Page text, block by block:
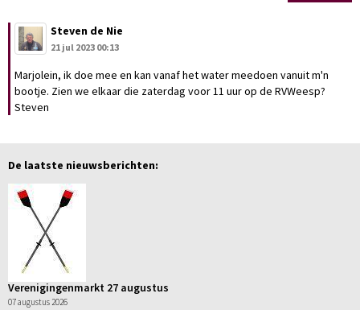
Steven de Nie
21 jul 2023 00:13
Marjolein, ik doe mee en kan vanaf het water meedoen vanuit m'n
bootje. Zien we elkaar die zaterdag voor 11 uur op de RVWeesp?
Steven
De laatste nieuwsberichten:
Verenigingenmarkt 27 augustus
07 augustus 2026